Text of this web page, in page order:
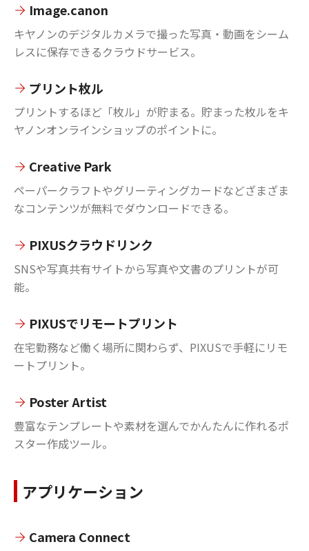
Image.canon
キヤノンのデジタルカメラで撮った写真・動画をシーム
レスに保存できるクラウドサービス。
プリント枚ル
プリントするほど「枚ル」が貯まる。貯まった枚ルをキ
ヤノンオンラインショップのポイントに。
Creative Park
ペーパークラフトやグリーティングカードなどざまざま
なコンテンツが無料でダウンロードできる。
PIXUSクラウドリンク
SNSや写真共有サイトから写真や文書のプリントが可
能。
PIXUSでリモートプリント
在宅勤務など働く場所に関わらず、PIXUSで手軽にリモ
ートプリント。
Poster Artist
豊富なテンプレートや素材を選んでかんたんに作れるポ
スター作成ツール。
アプリケーション
Camera Connect